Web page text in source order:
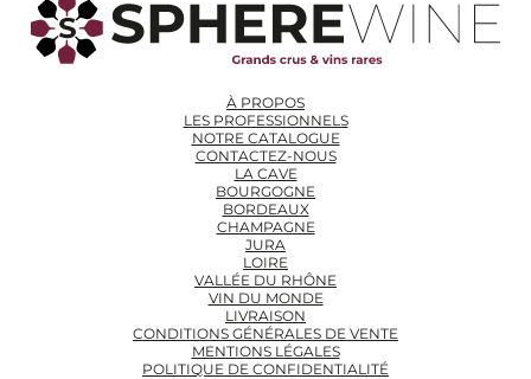
À PROPOS
LES PROFESSIONNELS
NOTRE CATALOGUE
CONTACTEZ-NOUS
LA CAVE
BOURGOGNE
BORDEAUX
CHAMPAGNE
JURA
LOIRE
VALLÉE DU RHÔNE
VIN DU MONDE
LIVRAISON
CONDITIONS GÉNÉRALES DE VENTE
MENTIONS LÉGALES
POLITIQUE DE CONFIDENTIALITÉ